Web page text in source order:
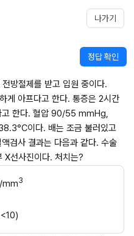
나가기
정답 확인
방절제를 받고 입원 중이다.
게 아프다고 한다. 통증은 2시간
고 한다. 혈압 90/55 mmHg,
이다. 배는 조금 불러있고
검사 결과는 다음과 같다. 수술
X선사진이다. 처치는?
mm3